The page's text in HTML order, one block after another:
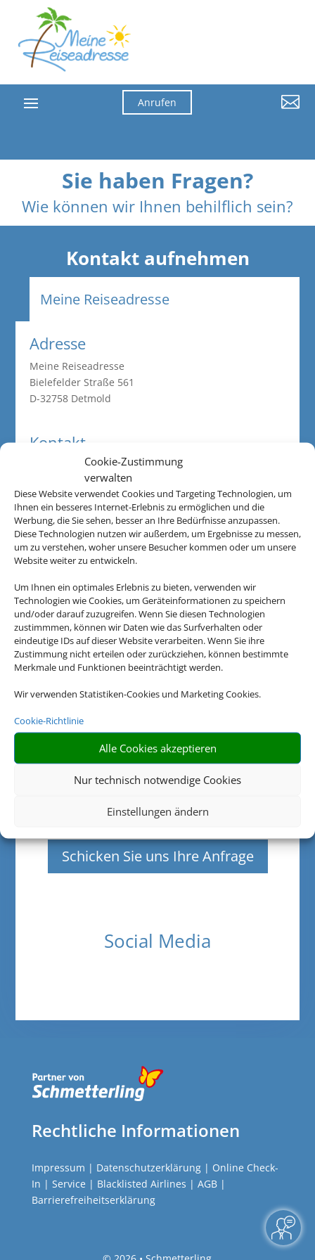
Cookie-Zustimmung
verwalten
Diese Website verwendet Cookies und Targeting Technologien, um
Ihnen ein besseres Internet-Erlebnis zu ermöglichen und die
Werbung, die Sie sehen, besser an Ihre Bedürfnisse anzupassen.
Diese Technologien nutzen wir außerdem, um Ergebnisse zu messen,
um zu verstehen, woher unsere Besucher kommen oder um unsere
Website weiter zu entwickeln.
Um Ihnen ein optimales Erlebnis zu bieten, verwenden wir
Technologien wie Cookies, um Geräteinformationen zu speichern
und/oder darauf zuzugreifen. Wenn Sie diesen Technologien
zustimmmen, können wir Daten wie das Surfverhalten oder
eindeutige IDs auf dieser Website verarbeiten. Wenn Sie ihre
Zustimmung nicht erteilen oder zurückziehen, können bestimmte
Merkmale und Funktionen beeinträchtigt werden.
Wir verwenden Statistiken-Cookies und Marketing Cookies.
Cookie-Richtlinie
Alle Cookies akzeptieren
Nur technisch notwendige Cookies
Einstellungen ändern
Anrufen 
Sie haben Fragen?
Wie können wir Ihnen behilflich sein?
Kontakt aufnehmen
Meine Reiseadresse
Adresse
Meine Reiseadresse
Bielefelder Straße 561
D-32758 Detmold
Kontakt
052329793505
info@meinereiseadresse.de
Öffnungszeiten
Montag:
Dienstag:
09:30 - 17:00
Mittwoch:
09:30 - 13:00
Donnerstag:
Freitag:
Samstag:
Schicken Sie uns Ihre Anfrage
Social Media
Rechtliche Informationen
Impressum | Datenschutzerklärung| Online Check-
In | Service | Blacklisted Airlines | AGB|
Barrierefreiheitserklärung